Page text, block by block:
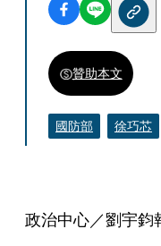
贊助本文
國防部 徐巧芯
政治中心／劉宇鈞